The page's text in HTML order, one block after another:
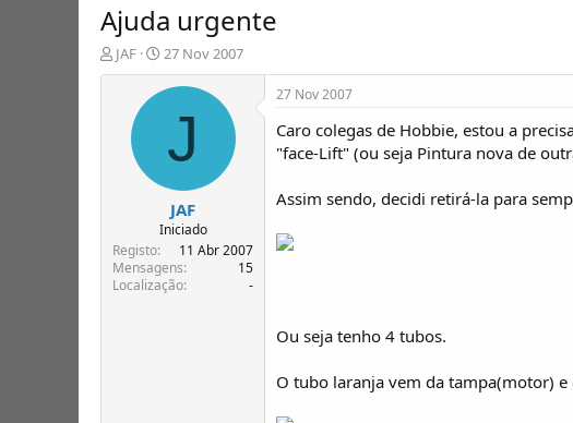
Ajuda urgente
I
n
e
T
ó
JAF
D
a
t
e
n
c
o
27 Nov 2007
J
JAF
Iniciado
Registo
11 Abr 2007
Mensagens
15
Localização
-
27 Nov 2007
Caro colegas de Hobbie, estou a
"face-Lift" (ou seja Pintura nova de
Assim sendo, decidi retirá-la para
Ou seja tenho 4 tubos.
O tubo laranja vem da tampa(motor)